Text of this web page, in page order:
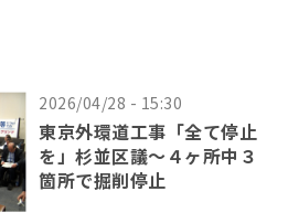
2026/04/28 - 15:30
東京外環道工事「全て停止
を」杉並区議〜４ヶ所中３
箇所で掘削停止